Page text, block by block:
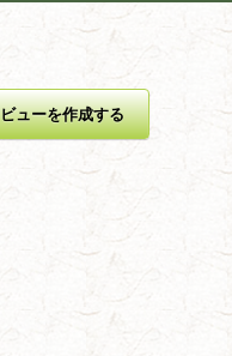
ューを作成する